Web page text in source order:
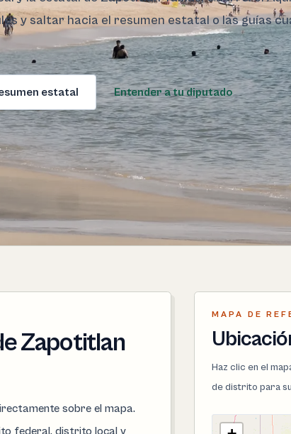
y saltar hacia el resumen estatal o las guías
estatal Entender a tu diputado
Zapotitlan
sobre el mapa.
federal, distrito local y
MAPA DE
Haz clic en el
de distrito para